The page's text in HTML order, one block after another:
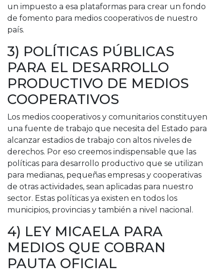
un impuesto a esa plataformas para crear un fondo
de fomento para medios cooperativos de nuestro
país.
3) POLÍTICAS PÚBLICAS
PARA EL DESARROLLO
PRODUCTIVO DE MEDIOS
COOPERATIVOS
Los medios cooperativos y comunitarios constituyen
una fuente de trabajo que necesita del Estado para
alcanzar estadios de trabajo con altos niveles de
derechos. Por eso creemos indispensable que las
políticas para desarrollo productivo que se utilizan
para medianas, pequeñas empresas y cooperativas
de otras actividades, sean aplicadas para nuestro
sector. Estas políticas ya existen en todos los
municipios, provincias y también a nivel nacional.
4) LEY MICAELA PARA
MEDIOS QUE COBRAN
PAUTA OFICIAL